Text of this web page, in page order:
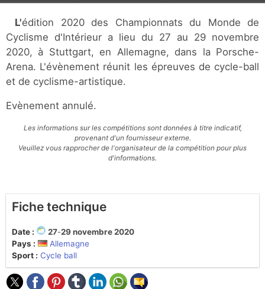
L'édition 2020 des Championnats du Monde de
Cyclisme d'Intérieur a lieu du 27 au 29 novembre
2020, à Stuttgart, en Allemagne, dans la Porsche-
Arena. L'évènement réunit les épreuves de cycle-ball
et de cyclisme-artistique.
Evènement annulé.
Les informations sur les compétitions sont données à titre indicatif,
provenant d'un fournisseur externe.
Veuillez vous rapprocher de l'organisateur de la compétition pour plus
d'informations.
Fiche technique
Date : 27-29 novembre 2020
Pays :
Allemagne
Sport : Cycle ball